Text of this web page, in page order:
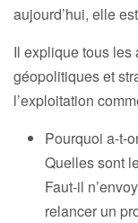
aujourd’hui, elle
Il explique tous les
géopolitiques et
l’exploitation
Pourquoi a-t-
Quelles sont
Faut-il
relancer un